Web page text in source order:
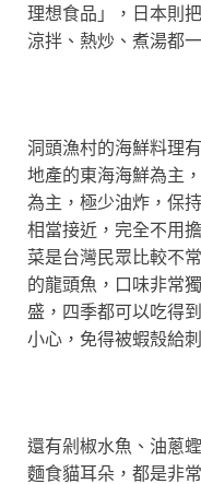
理想食品」，日本則
涼拌、熱炒、煮湯都
洞頭漁村的海鮮料理
地產的東海海鮮為主
為主，極少油炸，保
相當接近，完全不用
菜是台灣民眾比較不
的龍頭魚，口味非常
盛，四季都可以吃得
小心，免得被蝦殼給
還有剁椒水魚、油蔥
麵食貓耳朵，都是非